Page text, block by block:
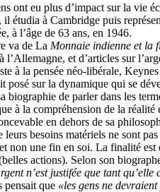
ont eu plus d’impact sur la vie
étudia à Cambridge puis
à l’âge de 63 ans, en 1946.
va de La Monnaie indienne et la
l’Allemagne, et d’articles sur
à la pensée néo-libérale,
posé sur la dynamique qui se
biographie de parler dans les
à la compréhension de la réalité
en dehors de sa
besoins matériels ne sont pas
non une fin en soi. La finalité
actions). Selon son
n’est justifée que tant qu’elle
pensait que «les gens ne devraient